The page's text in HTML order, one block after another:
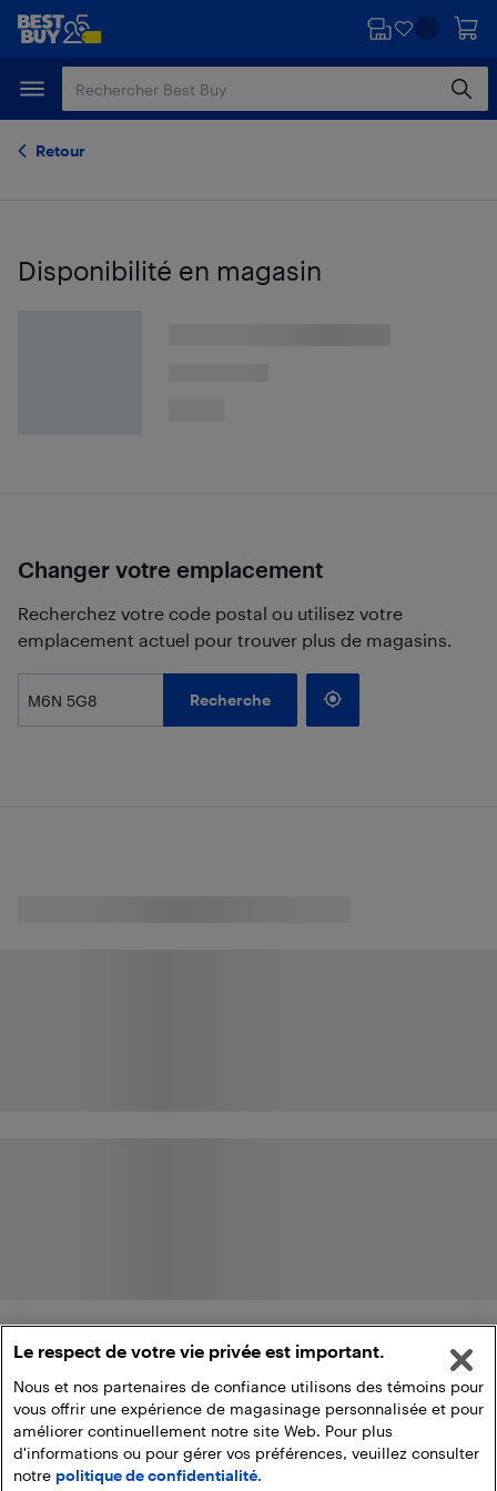
Passer
principal
Passer
Retour
Disponibilité en magasin
Changer votre emplacement
Recherchez votre code postal ou utilisez votre
emplacement actuel pour trouver plus de magasins.
Recherche
Le respect de votre vie privée est important.
Nous et nos partenaires de confiance utilisons des témoins pour
vous offrir une expérience de magasinage personnalisée et pour
améliorer continuellement notre site Web. Pour plus
d'informations ou pour gérer vos préférences, veuillez consulter
notre politique de confidentialité.